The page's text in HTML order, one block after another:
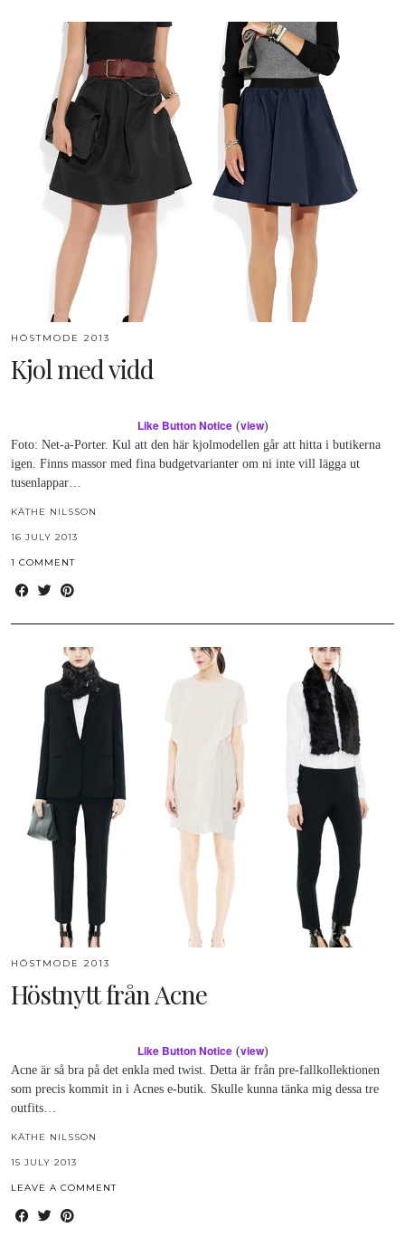
HÖSTMODE 2013
Kjol med vidd
Like Button Notice(view)
Foto: Net-a-Porter. Kul att den här kjolmodellen går att hitta i butikerna
igen. Finns massor med fina budgetvarianter om ni inte vill lägga ut
tusenlappar…
KÄTHE NILSSON
16 JULY 2013
1 COMMENT
HÖSTMODE 2013
Höstnytt från Acne
Like Button Notice(view)
Acne är så bra på det enkla med twist. Detta är från pre-fallkollektionen
som precis kommit in i Acnes e-butik. Skulle kunna tänka mig dessa tre
outfits…
KÄTHE NILSSON
15 JULY 2013
LEAVE A COMMENT